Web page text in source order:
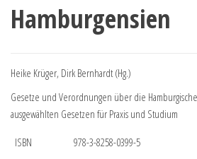
Hamburgensien
Heike Krüger, Dirk Bernhardt (Hg.)
Gesetze und Verordnungen über die
ausgewählten Gesetzen für Praxis und Studium
ISBN
978-3-8258-0399-5